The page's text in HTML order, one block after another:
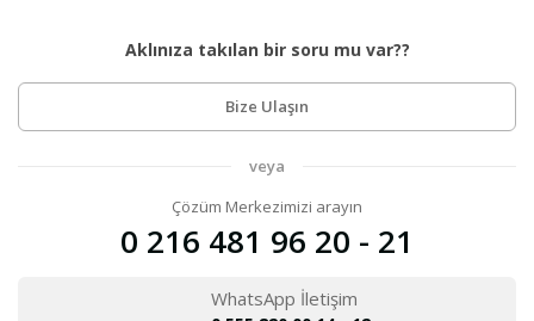
Aklınıza takılan bir soru mu var??
Bize Ulaşın
veya
Çözüm Merkezimizi arayın
0 216 481 96 20 - 21
WhatsApp İletişim